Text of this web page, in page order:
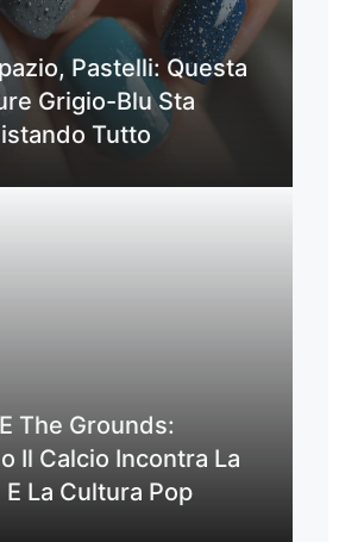
Pastelli: Questa
Grigio-Blu Sta
Tutto
The Grounds:
Il Calcio Incontra La
La Cultura Pop